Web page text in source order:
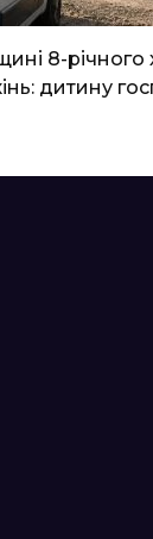
8-річного
дитину